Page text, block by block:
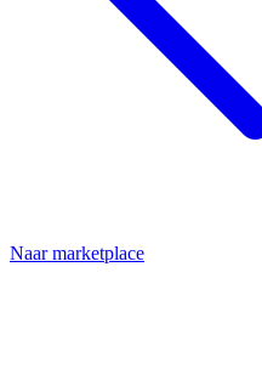
Naar marketplace